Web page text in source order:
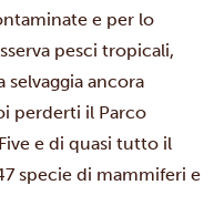
e per lo
pesci tropicali,
ancora
perderti il Parco
e di quasi tutto il
specie di mammiferi e